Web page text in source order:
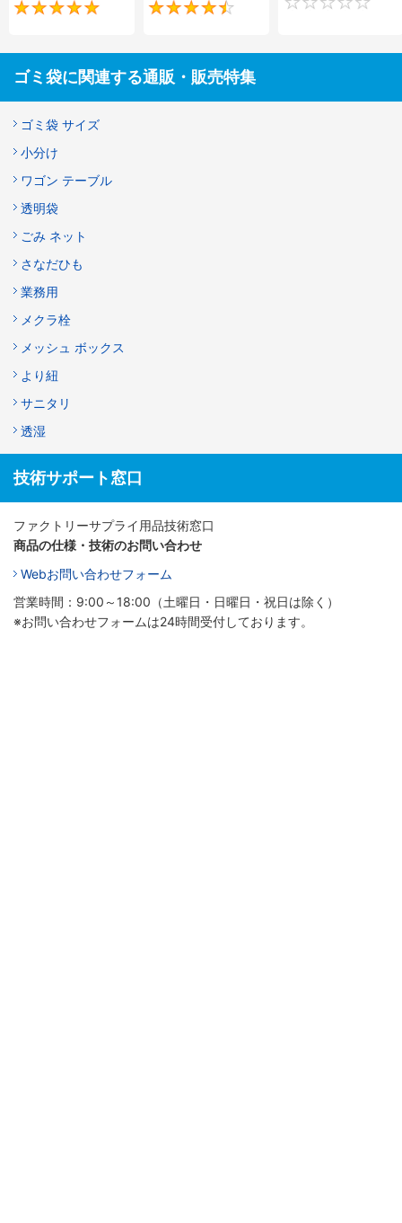
4.9 4.6
ゴミ袋に関連する通販・販売特集
ゴミ袋 サイズ
小分け
ワゴン テーブル
透明袋
ごみ ネット
さなだひも
業務用
メクラ栓
メッシュ ボックス
より紐
サニタリ
透湿
技術サポート窓口
ファクトリーサプライ用品技術窓口
商品の仕様・技術のお問い合わせ
Webお問い合わせフォーム
営業時間：9:00～18:00（土曜日・日曜日・祝日は除く）
※お問い合わせフォームは24時間受付しております。